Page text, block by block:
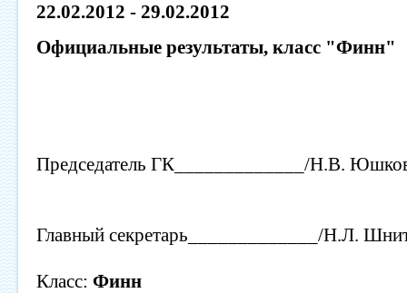
22.02.2012 - 29.02.2012
Официальные результаты, класс "Финн"
Председатель ГК_____________/Н.В.
Главный секретарь_____________/Н.Л.
Класс: Финн